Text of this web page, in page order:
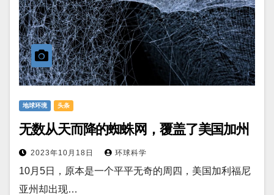
地球环境 头条
无数从天而降的蜘蛛网，覆盖了美国加州
2023年10月18日 环球科学
10月5日，原本是一个平平无奇的周四，美国加利福尼
亚州却出现…